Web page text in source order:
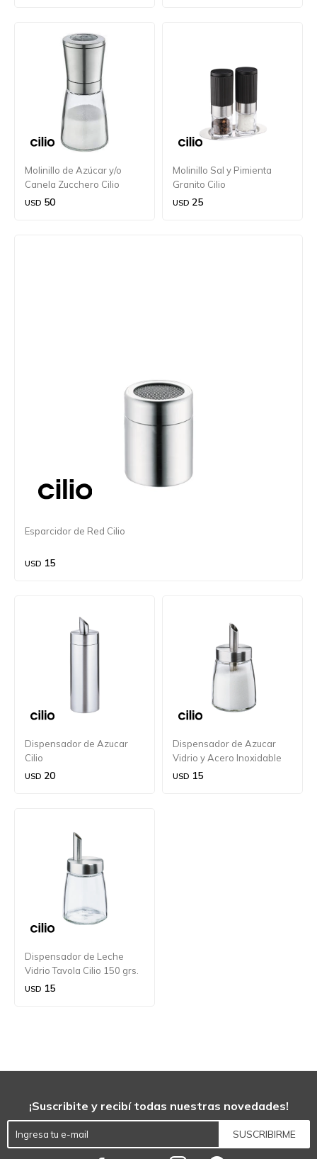
Molinillo de Azúcar y/o
Canela Zucchero Cilio
USD 50
Molinillo Sal y Pimienta
Granito Cilio
USD 25
Esparcidor de Red Cilio
USD 15
Dispensador de Azucar
Cilio
USD 20
Dispensador de Azucar
Vidrio y Acero Inoxidable
Cilio 150 grs.
USD 15
Dispensador de Leche
Vidrio Tavola Cilio 150 grs.
USD 15
¡Suscribite y recibí todas nuestras novedades!
SUSCRIBIRME